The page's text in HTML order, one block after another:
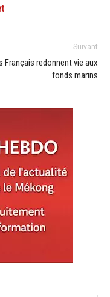
Suivant
Français redonnent vie aux
fonds marins